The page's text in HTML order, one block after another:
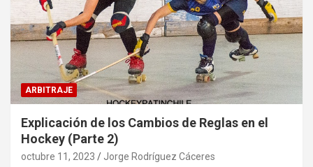
ARBITRAJE
Explicación de los Cambios de Reglas en el
Hockey (Parte 2)
octubre 11, 2023 Jorge Rodríguez Cáceres